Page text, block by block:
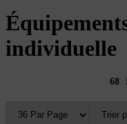
individuelle
68